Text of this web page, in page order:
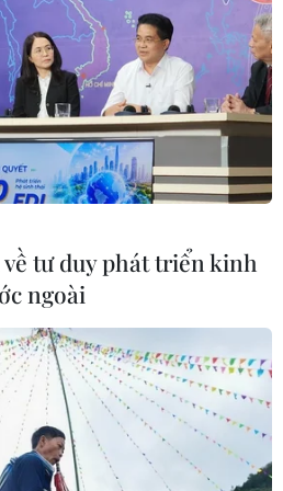
tua toan tính
Việt Nam
để giữ ngôi
đá thế giới
có
sau trận hòa
tư duy phát triển kinh
ngoài